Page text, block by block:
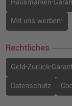
Hausmarken-
Mit uns werben!
Rechtliches
Geld-Zurück-
Datenschutz